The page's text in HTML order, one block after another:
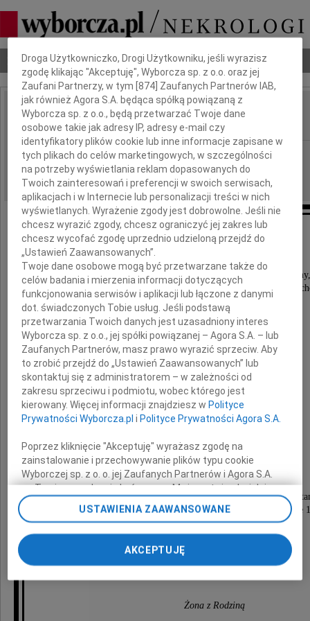
Nekrologi Odeszli Poradnik pogrzebowy
IMIĘ I NAZWISKO: Marian Gurda
REGION: Kraków
DATA EMISJI: 22.04.2022
" Nie ma już Ciebie wśród nas,
Jednak w sercach naszych pozostaniesz ."
Z najgłębszym żalem i smutkiem zawiadamiamy,
że dnia 17 kwietnia 2022 roku, po długiej i ciężkiej
przeżywszy lat 91, odszedł od nas na zawsze
dr n. med.
Najukochańszy Mąż i Wujek
Msza św. żałobna przy Zmarłym odprawiona
w czwartek, dnia 28 kwietnia 2022 roku o godzinie
w kaplicy na cmentarzu Rakowickim,
po czym nastąpi odprowadzenie Zmarłego
na miejsce wiecznego spoczynku.
Żona z Rodziną
Dbamy o Twoją prywatność
Droga Użytkowniczko, Drogi Użytkowniku, jeśli wyrazisz
zgodę klikając "Akceptuję", Wyborcza sp. z o.o. oraz jej
Zaufani Partnerzy, w tym [874 ] Zaufanych Partnerów IAB,
jak również Agora S.A. będąca spółką powiązaną z
Wyborcza sp. z o.o., będą przetwarzać Twoje dane
osobowe takie jak adresy IP, adresy e-mail czy
identyfikatory plików cookie lub inne informacje zapisane w
tych plikach do celów marketingowych, w szczególności
na potrzeby wyświetlania reklam dopasowanych do
Twoich zainteresowań i preferencji w swoich serwisach,
aplikacjach i w Internecie lub personalizacji treści w nich
wyświetlanych. Wyrażenie zgody jest dobrowolne. Jeśli nie
chcesz wyrazić zgody, chcesz ograniczyć jej zakres lub
chcesz wycofać zgodę uprzednio udzieloną przejdź do
„Ustawień Zaawansowanych”.
Twoje dane osobowe mogą być przetwarzane także do
celów badania i mierzenia informacji dotyczących
funkcjonowania serwisów i aplikacji lub łączone z danymi
dot. świadczonych Tobie usług. Jeśli podstawą
przetwarzania Twoich danych jest uzasadniony interes
Wyborcza sp. z o.o., jej spółki powiązanej – Agora S.A. – lub
Zaufanych Partnerów, masz prawo wyrazić sprzeciw. Aby
to zrobić przejdź do „Ustawień Zaawansowanych” lub
skontaktuj się z administratorem – w zależności od
zakresu sprzeciwu i podmiotu, wobec którego jest
kierowany. Więcej informacji znajdziesz w Polityce
Prywatności Wyborcza.pl i Polityce Prywatności Agora S.A.
Poprzez kliknięcie "Akceptuję" wyrażasz zgodę na
zainstalowanie i przechowywanie plików typu cookie
Wyborczej sp. z o. o. jej Zaufanych Partnerów i Agora S.A.
na Twoim urządzeniu końcowym. Możesz też w każdej
chwili zmienić swoje preferencje dot. plików cookie,
ponownie wywołując narzędzie do zarządzania Twoimi
odnośnik „Ustawienia prywatności” w stopce serwisu i
przechodząc do sekcji „Ustawienia zaawansowane”.
USTAWIENIA ZAAWANSOWANE
AKCEPTUJĘ